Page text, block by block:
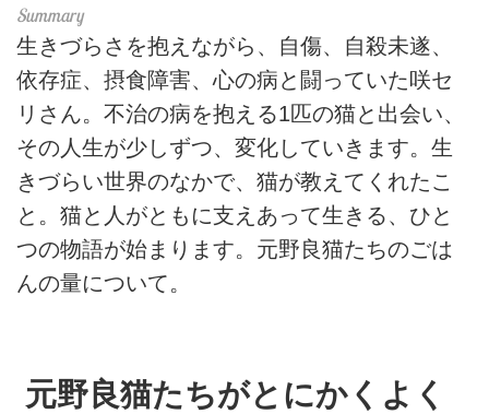
生きづらさを抱えながら、自傷、自殺未遂、
依存症、摂食障害、心の病と闘っていた咲セ
リさん。不治の病を抱える1匹の猫と出会い、
その人生が少しずつ、変化していきます。生
きづらい世界のなかで、猫が教えてくれたこ
と。猫と人がともに支えあって生きる、ひと
つの物語が始まります。元野良猫たちのごは
んの量について。
元野良猫たちがとにかくよく